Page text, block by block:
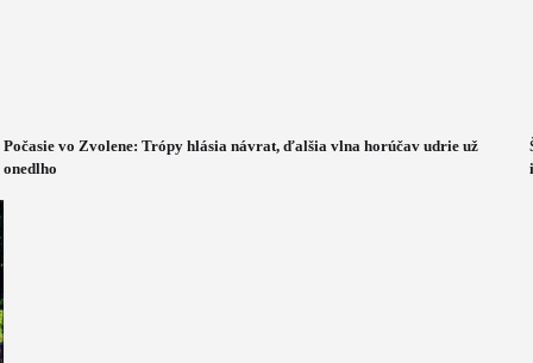
Počasie vo Zvolene: Trópy hlásia návrat, ďalšia vlna horúčav udrie už
onedlho